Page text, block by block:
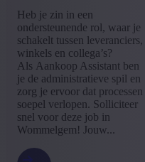
Heb je zin in een
ondersteunende rol, waar je
schakelt tussen leveranciers,
winkels en collega’s?
Als Aankoop Assistant ben
je de administratieve spil en
zorg je ervoor dat processen
soepel verlopen. Solliciteer
snel voor deze job in
Wommelgem! Jouw...